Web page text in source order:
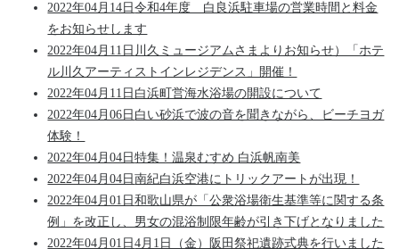
2022年04月14日令和4年度 白良浜駐車場の営業時間と料金
をお知らせします
2022年04月11日 川久ミュージアムさまよりお知らせ）「ホテ
ル川久アーティストインレジデンス」開催！
2022年04月11日 白浜町営海水浴場の開設について
2022年04月06日 白い砂浜で波の音を聞きながら、ビーチヨガ
体験！
2022年04月04日特集！温泉むすめ 白浜帆南美
2022年04月04日南紀白浜空港にトリックアートが出現！
2022年04月01日和歌山県が「公衆浴場衛生基準等に関する条
例」を改正し、男女の混浴制限年齢が引き下げとなりました
2022年04月01日4月1日（金）阪田祭祀遺跡式典を行いました